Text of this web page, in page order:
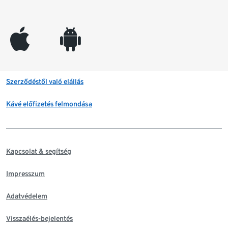
appleinc android
Szerződéstől való elállás
Kávé előfizetés felmondása
Kapcsolat & segítség
Impresszum
Adatvédelem
Visszaélés-bejelentés